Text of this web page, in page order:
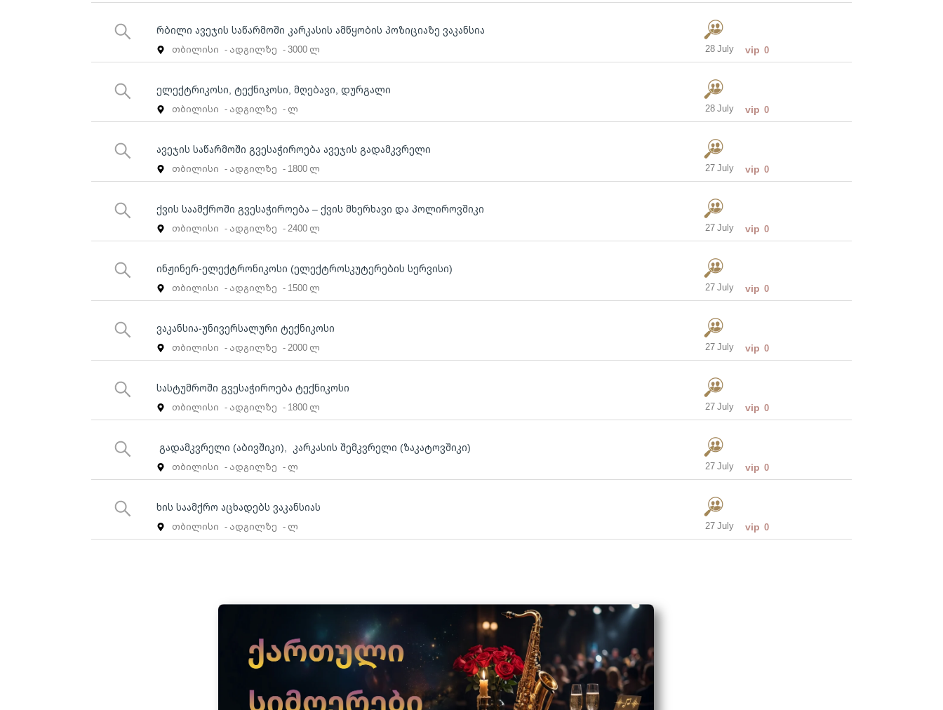
რბილი ავეჯის საწარმოში კარკასის ამწყობის პოზიციაზე ვაკანსია
თბილისი - ადგილზე - 3000 ლ 28 July vip 0
ელექტრიკოსი, ტექნიკოსი, მღებავი, დურგალი
თბილისი - ადგილზე - ლ 28 July vip 0
ავეჯის საწარმოში გვესაჭიროება ავეჯის გადამკვრელი
თბილისი - ადგილზე - 1800 ლ 27 July vip 0
ქვის საამქროში გვესაჭიროება – ქვის მხერხავი და პოლიროვშიკი
თბილისი - ადგილზე - 2400 ლ 27 July vip 0
ინჟინერ-ელექტრონიკოსი (ელექტროსკუტერების სერვისი)
თბილისი - ადგილზე - 1500 ლ 27 July vip 0
ვაკანსია-უნივერსალური ტექნიკოსი
თბილისი - ადგილზე - 2000 ლ 27 July vip 0
სასტუმროში გვესაჭიროება ტექნიკოსი
თბილისი - ადგილზე - 1800 ლ 27 July vip 0
გადამკვრელი (აბივშიკი), კარკასის შემკვრელი (ზაკატოვშიკი)
თბილისი - ადგილზე - ლ 27 July vip 0
ხის საამქრო აცხადებს ვაკანსიას
თბილისი - ადგილზე - ლ 27 July vip 0